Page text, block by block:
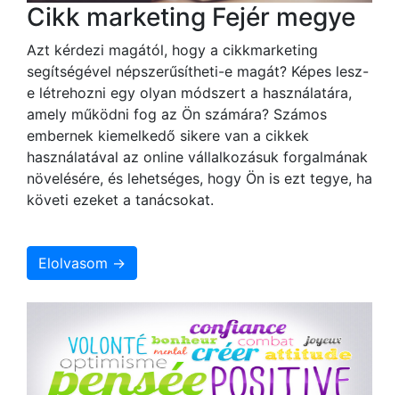
Cikk marketing Fejér megye
Azt kérdezi magától, hogy a cikkmarketing
segítségével népszerűsítheti-e magát? Képes lesz-
e létrehozni egy olyan módszert a használatára,
amely működni fog az Ön számára? Számos
embernek kiemelkedő sikere van a cikkek
használatával az online vállalkozásuk forgalmának
növelésére, és lehetséges, hogy Ön is ezt tegye, ha
követi ezeket a tanácsokat.
Elolvasom →